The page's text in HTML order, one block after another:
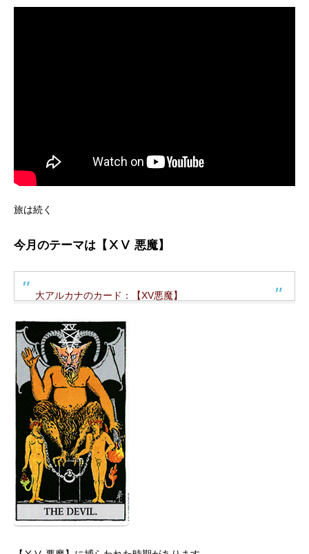
旅は続く
今月のテーマは【ⅩⅤ 悪魔】
大アルカナのカード：【XV悪魔】